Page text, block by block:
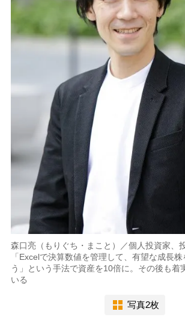
森口亮（もりぐち・まこと）／個人投資家、
「Excelで決算数値を管理して、有望な成長
う」という手法で資産を10倍に。その後も着
いる
写真2枚